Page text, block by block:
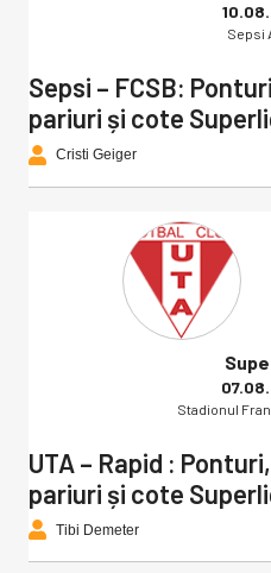
Sepsi
Sepsi – FCSB:
pariuri și cote
Cristi Geiger
Stadionul
UTA – Rapid :
pariuri și cote
Tibi Demeter